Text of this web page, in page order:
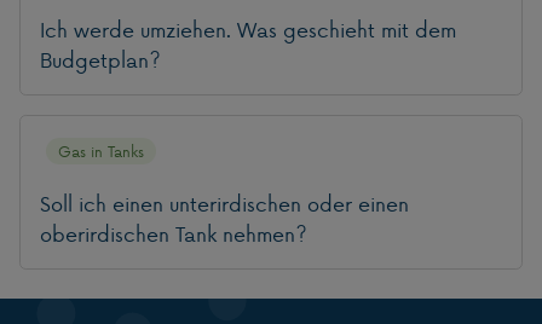
Ich werde umziehen. Was geschieht mit dem
Budgetplan?
Soll ich einen unterirdischen oder einen
oberirdischen Tank nehmen?
Gas in Tanks